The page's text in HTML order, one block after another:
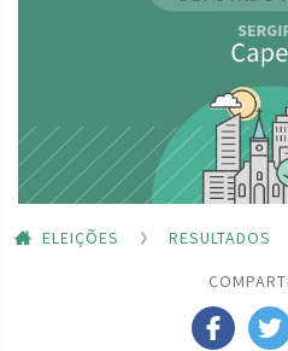
ELEIÇÕES RESULTADOS